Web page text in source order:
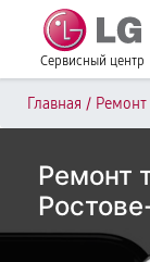
Сервисный центр
Главная /
Ремонт